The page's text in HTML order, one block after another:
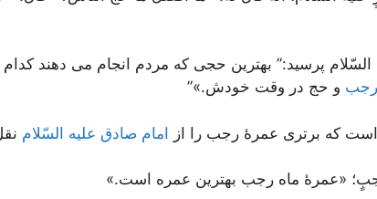
السّلام پرسید:” بهترین حجی که مردم انجام می دهند
رجب و حج در وقت خودش.»”
است که برتری عمرۀ رجب را از امام صادق علیه السّلام
«عمرۀ ماه رجب بهترین عمره است.»